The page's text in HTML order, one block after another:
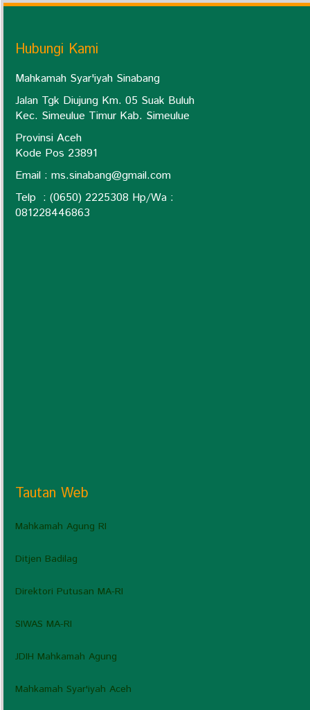
Hubungi Kami
Mahkamah Syar'iyah Sinabang
Jalan Tgk Diujung Km. 05 Suak Buluh
Kec. Simeulue Timur Kab. Simeulue
Provinsi Aceh
Kode Pos 23891
Email : ms.sinabang@gmail.com
Telp : (0650) 2225308 Hp/Wa :
081228446863
Tautan Web
Mahkamah Agung RI
Ditjen Badilag
Direktori Putusan MA-RI
SIWAS MA-RI
JDIH Mahkamah Agung
Mahkamah Syar'iyah Aceh